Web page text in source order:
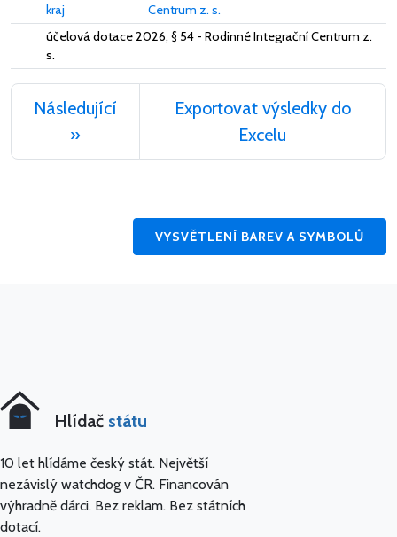
kraj
Centrum z. s.
účelová dotace 2026, § 54 - Rodinné Integrační Centrum z.
s.
Následující
»
Exportovat výsledky do
Excelu
VYSVĚTLENÍ BAREV A SYMBOLŮ
Hlídač státu
10 let hlídáme český stát. Největší
nezávislý watchdog v ČR. Financován
výhradně dárci. Bez reklam. Bez státních
dotací.